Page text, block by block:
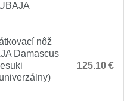
nôž
Damascus
125.10 €